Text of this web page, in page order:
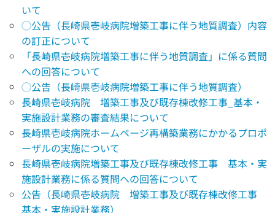
いて
◯公告（長崎県壱岐病院増築工事に伴う地質調査）内容
の訂正について
「長崎県壱岐病院増築工事に伴う地質調査」に係る質問
への回答について
◯公告（長崎県壱岐病院増築工事に伴う地質調査）
長崎県壱岐病院 増築工事及び既存棟改修工事_基本・
実施設計業務の審査結果について
長崎県壱岐病院ホームページ再構築業務にかかるプロポ
ーザルの実施について
長崎県壱岐病院増築工事及び既存棟改修工事 基本・実
施設計業務に係る質問への回答について
公告（長崎県壱岐病院 増築工事及び既存棟改修工事
基本・実施設計業務）